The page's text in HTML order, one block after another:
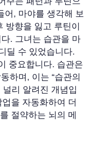
어, 마야를 생각해 보
방향을 잃고 루틴이
. 그녀는 습관을 마
딜 수 있었습니다.
중요합니다. 습관은
하며, 이는 “습관의
리 알려진 개념입
을 자동화하여 더
절약하는 뇌의 메